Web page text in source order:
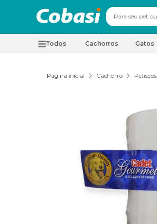
Todos Cachorros Gatos
Página inicial Cachorro Petiscos